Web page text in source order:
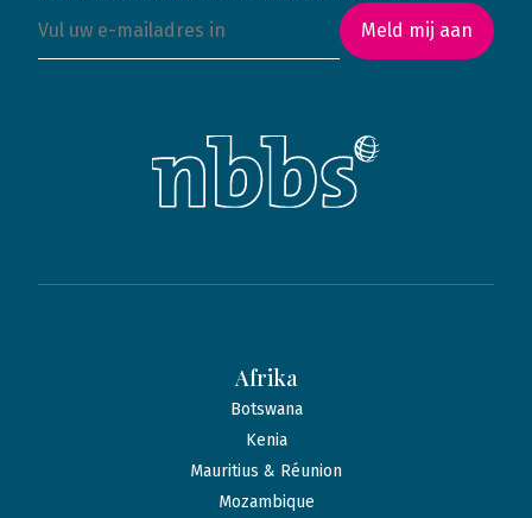
Meld mij aan
Afrika
Botswana
Kenia
Mauritius & Réunion
Mozambique